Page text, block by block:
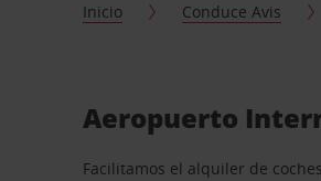
Inicio Conduce Avis
Aeropuerto
Facilitamos el alquiler de